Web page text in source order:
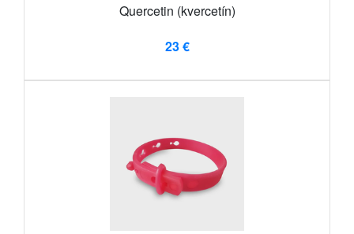
Quercetin (kvercetín)
23 €